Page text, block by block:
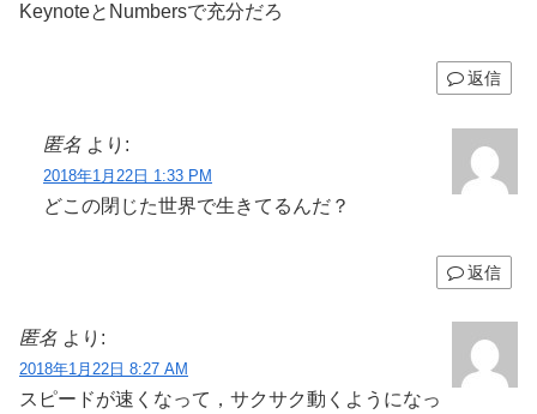
KeynoteとNumbersで充分だろ
返信
匿名 より:
2018年1月22日 1:33 PM
どこの閉じた世界で生きてるんだ？
返信
匿名 より:
2018年1月22日 8:27 AM
スピードが速くなって，サクサク動くようになっ